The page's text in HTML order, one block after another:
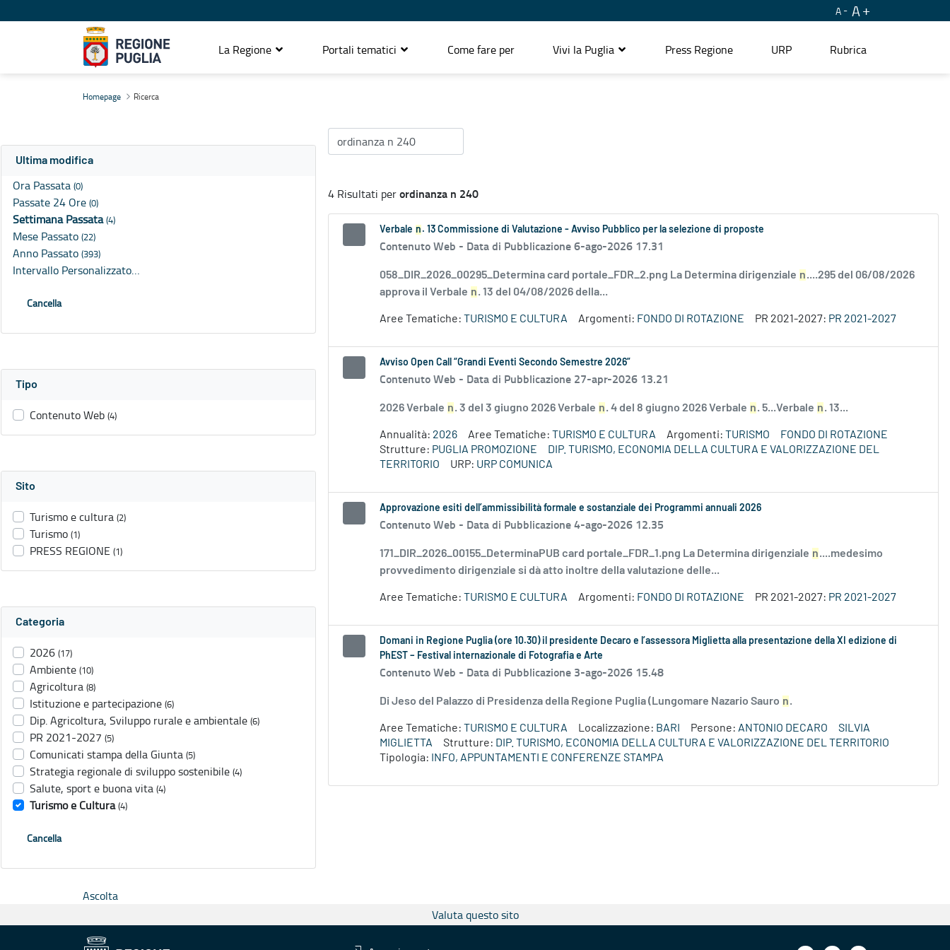
A A
La Regione Portali tematici Come fare per Vivi la Puglia Press Regione URP Rubrica
Homepage Ricerca
Ultima modifica
Ora Passata (0)
Passate 24 Ore (0)
Settimana Passata(4)
Mese Passato (22)
Anno Passato (393)
Intervallo Personalizzato…
Cancella
Tipo
Contenuto Web (4)
Sito
Turismo e cultura (2)
Turismo (1)
PRESS REGIONE (1)
Categoria
2026 (17)
Ambiente (10)
Agricoltura (8)
Istituzione e partecipazione (6)
Dip. Agricoltura, Sviluppo rurale e ambientale (6)
PR 2021-2027 (5)
Comunicati stampa della Giunta (5)
Strategia regionale di sviluppo sostenibile (4)
Salute, sport e buona vita (4)
Turismo e Cultura (4)
Cancella
4 Risultati perordinanza n 240
Verbale n . 13 Commissione di Valutazione - Avviso Pubblico per la selezione di proposte
Contenuto Web - Data di Pubblicazione 6-ago-2026 17.31
058_DIR_2026_00295_Determina card portale_FDR_2.png La Determina dirigenziale n....295 del 06/08/2026
approva il Verbale n. 13 del 04/08/2026 della...
Aree Tematiche: TURISMO E CULTURA Argomenti: FONDO DI ROTAZIONE PR 2021-2027: PR 2021-2027
Avviso Open Call “Grandi Eventi Secondo Semestre 2026”
Contenuto Web - Data di Pubblicazione 27-apr-2026 13.21
2026 Verbale n. 3 del 3 giugno 2026 Verbale n. 4 del 8 giugno 2026 Verbale n. 5...Verbale n. 13...
Annualità: 2026 Aree Tematiche: TURISMO E CULTURA Argomenti: TURISMO
FONDO DI ROTAZIONE
Strutture: PUGLIA PROMOZIONE
DIP. TURISMO, ECONOMIA DELLA CULTURA E VALORIZZAZIONE DEL
TERRITORIO
URP: URP COMUNICA
Approvazione esiti dell’ammissibilità formale e sostanziale dei Programmi annuali 2026
Contenuto Web - Data di Pubblicazione 4-ago-2026 12.35
171_DIR_2026_00155_DeterminaPUB card portale_FDR_1.png La Determina dirigenziale n....medesimo
provvedimento dirigenziale si dà atto inoltre della valutazione delle...
Aree Tematiche: TURISMO E CULTURA Argomenti: FONDO DI ROTAZIONE PR 2021-2027: PR 2021-2027
Domani in Regione Puglia (ore 10.30) il presidente Decaro e l’assessora Miglietta alla presentazione della XI edizione di
PhEST – Festival internazionale di Fotografia e Arte
Contenuto Web - Data di Pubblicazione 3-ago-2026 15.48
Di Jeso del Palazzo di Presidenza della Regione Puglia (Lungomare Nazario Sauro n.
Aree Tematiche: TURISMO E CULTURA Localizzazione: BARI Persone: ANTONIO DECARO
SILVIA
MIGLIETTA
Strutture: DIP. TURISMO, ECONOMIA DELLA CULTURA E VALORIZZAZIONE DEL TERRITORIO
Tipologia:
INFO, APPUNTAMENTI E CONFERENZE STAMPA
Ascolta
Valuta questo sito